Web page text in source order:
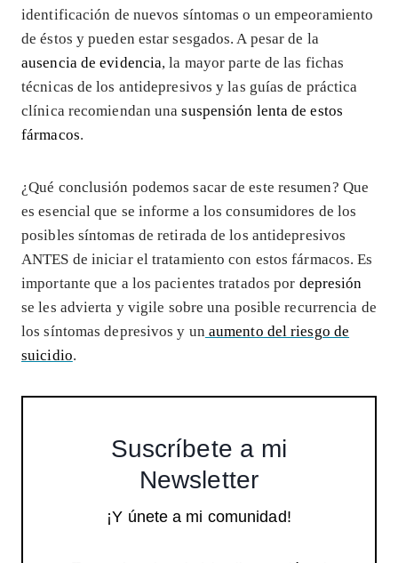
identificación de nuevos síntomas o un empeoramiento
de éstos y pueden estar sesgados. A pesar de la
ausencia de evidencia, la mayor parte de las fichas
técnicas de los antidepresivos y las guías de práctica
clínica recomiendan unasuspensión lenta de estos
fármacos.
¿Qué conclusión podemos sacar de este resumen? Que
es esencial que se informe a los consumidores de los
posibles síntomas de retirada de los antidepresivos
ANTES de iniciar el tratamiento con estos fármacos. Es
importante que a los pacientes tratados por depresión
se les advierta y vigile sobre una posible recurrencia de
los síntomas depresivos y un aumento del riesgo de
suicidio.
Suscríbete a mi
Newsletter
¡Y únete a mi comunidad!